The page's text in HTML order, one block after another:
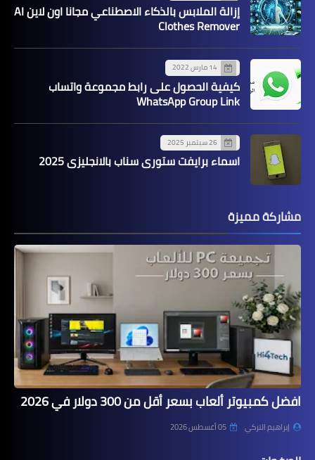
إزالة الملابس بالذكاء الاصطناعي مجانا اون لاين AI
Clothes Remover
14 مارس 2022
كيفية الحصول على رابط مجموعة واتساب
WhatsApp Group Link
26 سبتمبر 2025
اسماء برايفت ستوري سناب بالانجليزي 2025
مشاركة مميزة
افضل كمبيوتر ألعاب بسعر أقل من 300 دولار في 2026
إبراهيم التركي 05 أغسطس 2026